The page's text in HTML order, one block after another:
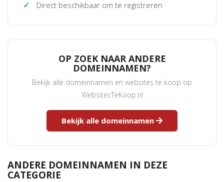
✓ Direct beschikbaar om te registreren
OP ZOEK NAAR ANDERE
DOMEINNAMEN?
Bekijk alle domeinnamen en websites te koop op
WebsitesTeKoop.nl
Bekijk alle domeinnamen
ANDERE DOMEINNAMEN IN DEZE
CATEGORIE